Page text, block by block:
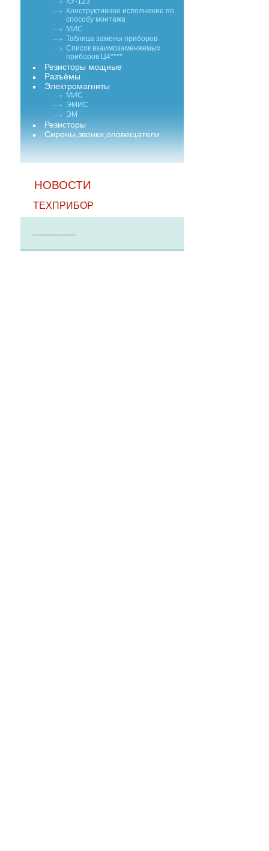
Конструктивное исполнение по
способу монтажа
МИС
Таблица замены приборов
Список взаимозаменяемых
приборов Ц4****
Резисторы мощные
Разъёмы
Электромагниты
МИС
ЭМИС
ЭМ
Резисторы
Сирены,звонки,оповещатели
НОВОСТИ
ТЕХПРИБОР
------------------